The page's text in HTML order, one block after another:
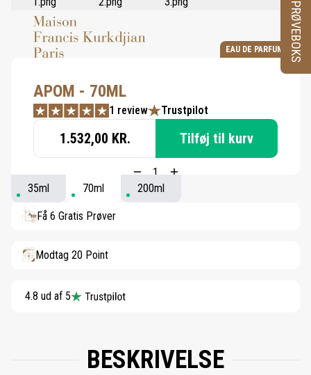
EAU DE PARFUM
APOM - 70ML
1 review Trustpilot
1.532,00 KR. Tilføj til kurv
35ml 70ml 200ml
Få 6 Gratis Prøver
Modtag 20 Point
4.8 ud af 5
BESKRIVELSE
PRØVEBOKS